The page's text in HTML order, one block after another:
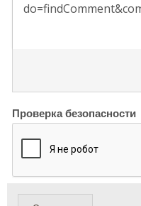
Проверка безопасности